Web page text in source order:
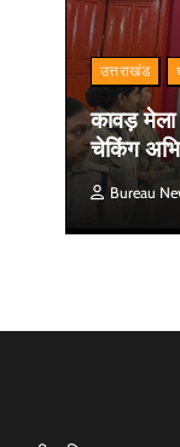
उत्तराखंड
कावड़
चेकिंग
Bureau